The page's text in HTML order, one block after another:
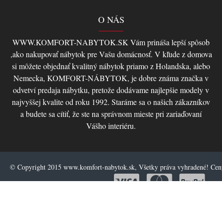
O NÁS
WWW.KOMFORT-NABYTOK.SK Vám prináša lepší spôsob
,ako nakupovať nábytok pre Vašu domácnosť. V kľude z domova
si môžete objednať kvalitný nábytok priamo z Holandska, alebo
Nemecka, KOMFORT-NÁBYTOK, je dobre známa značka v
odvetví predaja nábytku, pretože dodávame najlepšie modely v
najvyššej kvalite od roku 1992. Staráme sa o našich zákazníkov
a budete sa cítiť, že ste na správnom mieste pri zariaďovaní
Vášho interiéru.
© Copyright 2015 www.komfort-nabytok.sk, Všetky práva vyhradené!